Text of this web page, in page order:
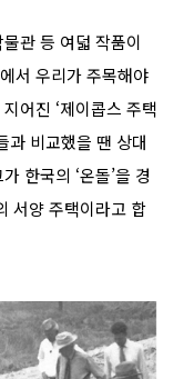
관 등 여덟 작품이
서 우리가 주목해야
어진 ‘제이콥스 주택
과 비교했을 땐 상대
한국의 ‘온돌’을 경
서양 주택이라고 합